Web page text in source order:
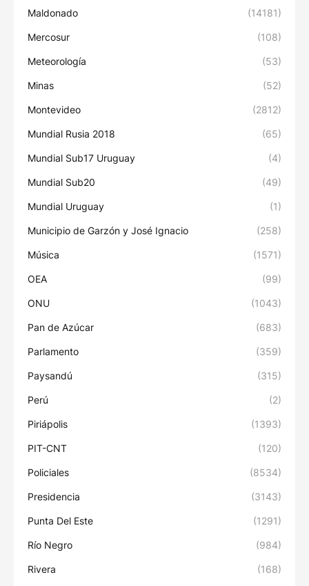
Maldonado (14181)
Mercosur (108)
Meteorología (53)
Minas (52)
Montevideo (2812)
Mundial Rusia 2018 (65)
Mundial Sub17 Uruguay (4)
Mundial Sub20 (49)
Mundial Uruguay (1)
Municipio de Garzón y José Ignacio (258)
Música (1571)
OEA (99)
ONU (1043)
Pan de Azúcar (683)
Parlamento (359)
Paysandú (315)
Perú (2)
Piriápolis (1393)
PIT-CNT (120)
Policiales (8534)
Presidencia (3143)
Punta Del Este (1291)
Río Negro (984)
Rivera (168)